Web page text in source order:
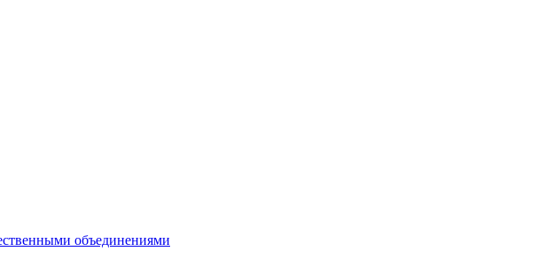
объединениями